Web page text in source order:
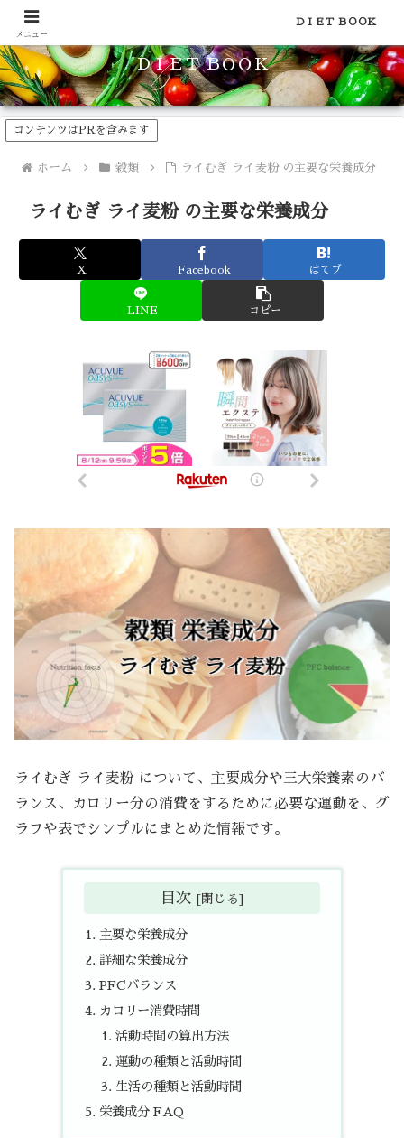
食品のカロリーや糖質などの栄養素がわかる！健康やダイエットに
ＤＩＥＴ ＢＯＯＫ
コンテンツはPRを含みます
ホーム 穀類 ライむぎ ライ麦粉 の主要な栄養成分
ライむぎ ライ麦粉 の主要な栄養成分
X Facebook はてブ
LINE コピー
ライむぎ ライ麦粉 について、主要成分や三大栄養素のバ
ランス、カロリー分の消費をするために必要な運動を、グ
ラフや表でシンプルにまとめた情報です。
目次
主要な栄養成分
詳細な栄養成分
PFCバランス
カロリー消費時間
活動時間の算出方法
運動の種類と活動時間
生活の種類と活動時間
栄養成分 FAQ
メニュー
ＤＩＥＴ ＢＯＯＫ